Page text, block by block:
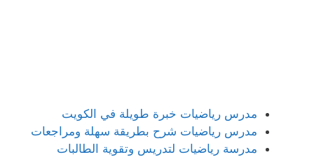
مدرس رياضيات خبرة طويلة في الكويت
مدرس رياضيات شرح بطريقة سهلة ومراجعات
مدرسة رياضيات لتدريس وتقوية الطالبات